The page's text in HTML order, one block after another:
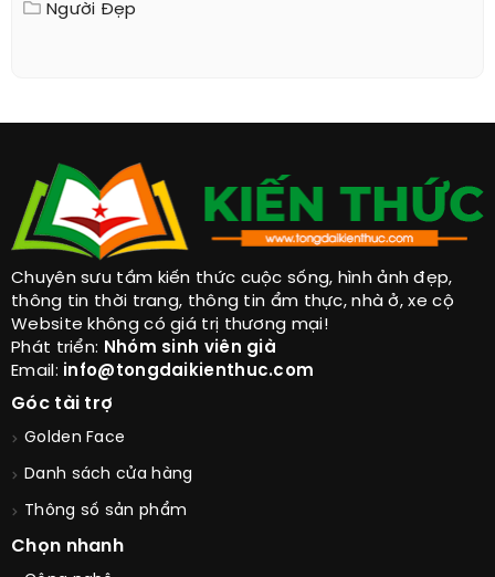
Người Đẹp
Chuyên sưu tầm kiến thức cuộc sống, hình ảnh đẹp,
thông tin thời trang, thông tin ẩm thực, nhà ở, xe cộ
Website không có giá trị thương mại!
Phát triển: Nhóm sinh viên già
Email: info@tongdaikienthuc.com
Góc tài trợ
Golden Face
Danh sách cửa hàng
Thông số sản phẩm
Chọn nhanh